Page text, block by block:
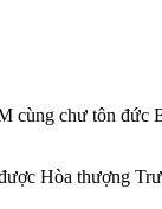
cùng chư tôn
Hòa thượng